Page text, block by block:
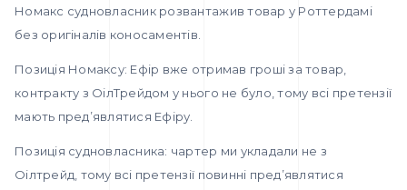
Номакс судновласник розвантажив товар у Роттердамі
без оригіналів коносаментів.
Позиція Номаксу: Ефір вже отримав гроші за товар,
контракту з ОілТрейдом у нього не було, тому всі претензії
мають пред’являтися Ефіру.
Позиція судновласника: чартер ми укладали не з
Оілтрейд, тому всі претензії повинні пред’являтися